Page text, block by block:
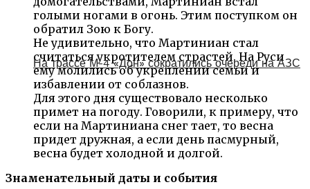
голыми ногами в огонь. Этим поступком он
обратил Зою к Богу.
Не удивительно, что Мартиниан стал
считаться укротителем страстей. На Руси
ему молились об укреплении семьи и
избавлении от соблазнов.
Для этого дня существовало несколько
примет на погоду. Говорили, к примеру, что
если на Мартиниана снег тает, то весна
придет дружная, а если день пасмурный,
весна будет холодной и долгой.
Знаменательный даты и события
На трассе М-4 «Дон» сократились очереди на АЗС